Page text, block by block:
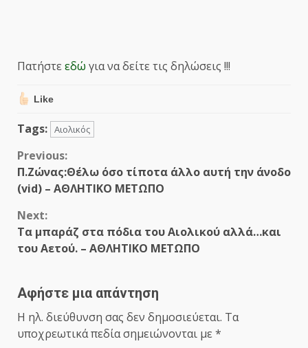
Πατήστε εδώ για να δείτε τις δηλώσεις !!!
Like
Tags: Αιολικός
Continue
Reading
Previous:
Π.Ζώνας:Θέλω όσο τίποτα άλλο αυτή την άνοδο
(vid) – ΑΘΛΗΤΙΚΟ ΜΕΤΩΠΟ
Next:
Τα μπαράζ στα πόδια του Αιολικού αλλά…και
του Αετού. – ΑΘΛΗΤΙΚΟ ΜΕΤΩΠΟ
Αφήστε μια απάντηση
Η ηλ. διεύθυνση σας δεν δημοσιεύεται. Τα
υποχρεωτικά πεδία σημειώνονται με *